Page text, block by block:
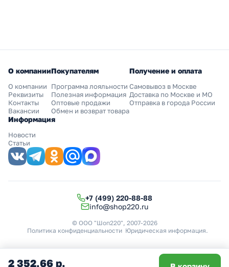
2 352,66 р.
О компании
О компании
Реквизиты
Контакты
Вакансии
Покупателям
Программа лояльности
Полезная информация
Оптовые продажи
Обмен и возврат товара
Получение и оплата
Самовывоз в Москве
Доставка по Москве и МО
Отправка в города России
Информация
Новости
Статьи
+7 (499) 220-88-88
info@shop220.ru
© ООО "Шоп220", 2007-2026
Политика конфиденциальности Юридическая информация.